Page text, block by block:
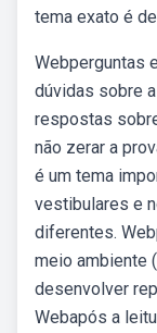
tema exato é
Webperguntas
dúvidas sobre
respostas
não zerar a
é um tema
vestibulares e
diferentes.
meio ambiente
desenvolver
Webapós a